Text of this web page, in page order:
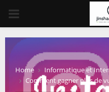
PRIMARY
MENU
Home
Informatique et
Comment gagner plus de